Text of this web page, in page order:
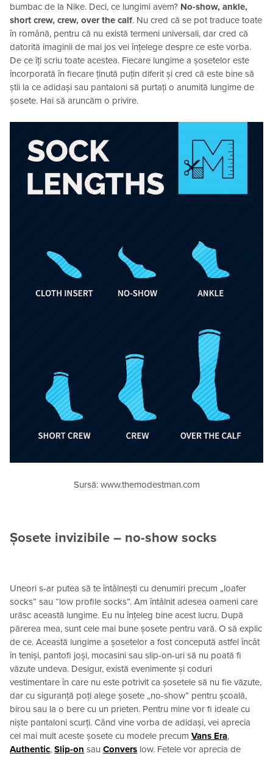
bumbac de la Nike. Deci, ce lungimi avem? No-show, ankle,
short crew, crew, over the calf. Nu cred că se pot traduce toate
în română, pentru că nu există termeni universali, dar cred că
datorită imaginii de mai jos vei înțelege despre ce este vorba.
De ce îți scriu toate acestea. Fiecare lungime a șosetelor este
încorporată în fiecare ținută puțin diferit și cred că este bine să
știi la ce adidași sau pantaloni să purtați o anumită lungime de
șosete. Hai să aruncăm o privire.
Sursă: www.themodestman.com
Șosete invizibile – no-show socks
Uneori s-ar putea să te întâlnești cu denumiri precum „loafer
socks” sau “low profile socks”. Am întâlnit adesea oameni care
urăsc această lungime. Eu nu înțeleg bine acest lucru. După
părerea mea, sunt cele mai bune șosete pentru vară. O să explic
de ce. Această lungime a șosetelor a fost concepută astfel încât
în ​​teniși, pantofi joși, mocasini sau slip-on-uri să nu poată fi
văzute undeva. Desigur, există evenimente și coduri
vestimentare în care nu este potrivit ca șosetele să nu fie văzute,
dar cu siguranță poți alege șosete „no-show” pentru școală,
birou sau la o bere cu un prieten. Pentru mine vor fi ideale cu
niște pantaloni scurți. Când vine vorba de adidași, vei aprecia
cel mai mult aceste șosete cu modele precum Vans Era,
Authentic, Slip-on sau Convers low. Fetele vor aprecia de